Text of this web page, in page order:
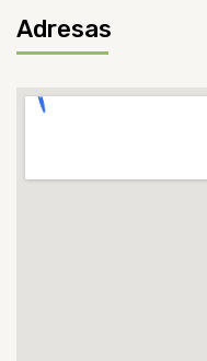
Adresas